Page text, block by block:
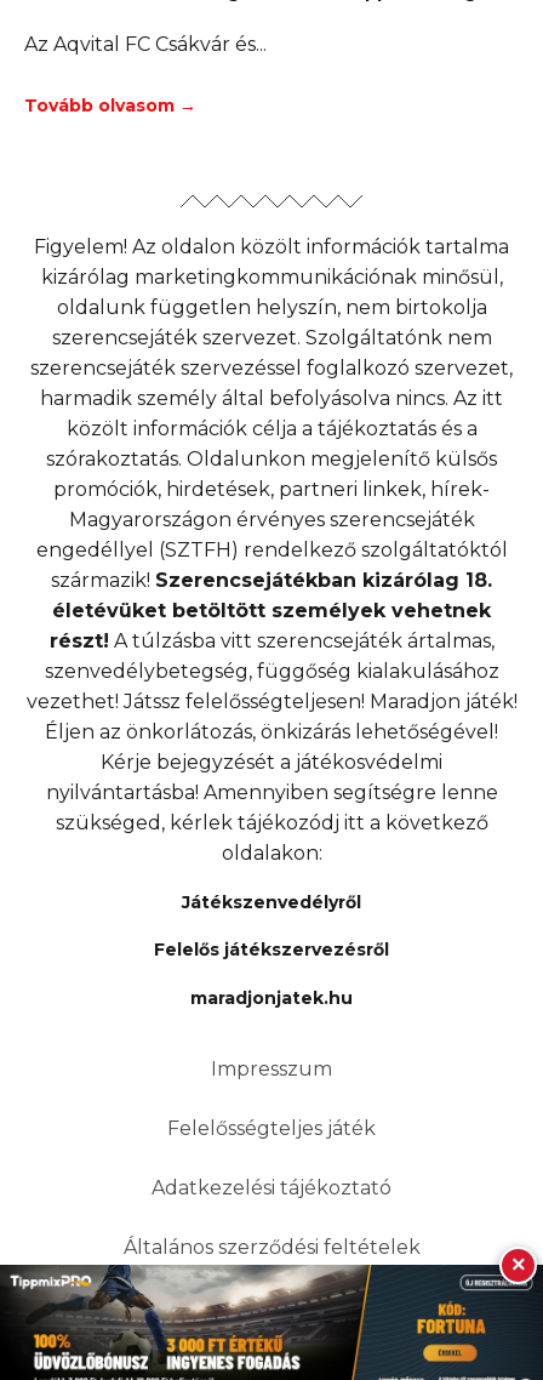
Az Aqvital FC Csákvár és
Tovább olvasom →
Figyelem! Az oldalon közölt információk tartalma
kizárólag marketingkommunikációnak minősül,
oldalunk független helyszín, nem birtokolja
szerencsejáték szervezet. Szolgáltatónk nem
szerencsejáték szervezéssel foglalkozó szervezet,
harmadik személy által befolyásolva nincs. Az itt
közölt információk célja a tájékoztatás és a
szórakoztatás. Oldalunkon megjelenítő külsős
promóciók, hirdetések, partneri linkek, hírek-
Magyarországon érvényes szerencsejáték
engedéllyel (SZTFH) rendelkező szolgáltatóktól
származik! Szerencsejátékban kizárólag 18.
életévüket betöltött személyek vehetnek
részt! A túlzásba vitt szerencsejáték ártalmas,
szenvedélybetegség, függőség kialakulásához
vezethet! Játssz felelősségteljesen! Maradjon játék!
Éljen az önkorlátozás, önkizárás lehetőségével!
Kérje bejegyzését a játékosvédelmi
nyilvántartásba! Amennyiben segítségre lenne
szükséged, kérlek tájékozódj itt a következő
oldalakon:
Játékszenvedélyről
Felelős játékszervezésről
maradjonjatek.hu
Impresszum
Felelősségteljes játék
Adatkezelési tájékoztató
Általános szerződési feltételek
© Design & Build: Dudás Ildikó
© SPORTFAKTOR – Minden jog fenntartva!
×